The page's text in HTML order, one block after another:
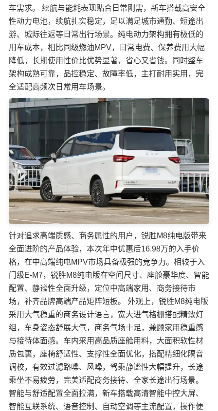
车需求。 续航与能耗表现贴合日常刚需，新车搭载高安全
性动力电池，续航扎实稳定，足以满足城市通勤、短途出
游、城际往返等日常出行场景。纯电动力架构拥有极低的
用车成本，相比同级燃油MPV，日常电费、保养费用大幅
降低，长期使用性价比优势显著，省心又省钱。同时整车
架构成熟可靠，品控稳定、故障率低，主打耐用实用，完
全适配高频次日常用车场景。
针对追求高端质感、商务属性的用户，锐胜M8纯电版带来
全面进阶的产品体验，本次年中优惠后16.98万的入手价
格，在中高端纯电MPV市场具备极强的竞争力。相较于入
门级E-M7，锐胜M8纯电版在空间尺寸、座舱豪华度、智能
配置、静谧性全面升级，定位中高端家用、商务接待市
场，补齐品牌高端产品矩阵短板。 外观上，锐胜M8纯电版
采用大气稳重的商务设计语言，宽大进气格栅搭配精致灯
组，车身姿态舒展大气，商务气场十足，兼顾家用稳重感
与接待体面感。车内采用高品质座舱用料，大面积软性材
质包裹，座椅舒适性、支撑性全面优化，搭配精细化隔音
调校，有效过滤路噪、风噪，驾乘静谧性大幅提升，长途
乘坐不易疲劳，完美适配商务接待、全家长途出行场景。
智能与舒适配置全面拉满，新车搭载高清智能中控大屏、
智能互联系统、语音控制、自动空调等主流配置，操作便